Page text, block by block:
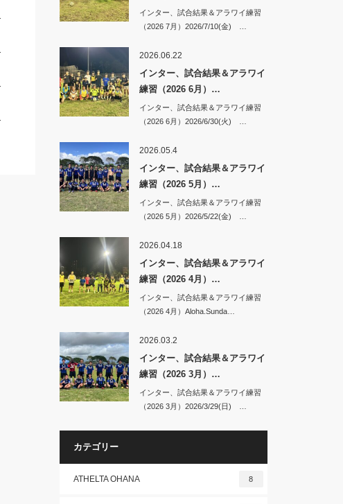
インター、試合結果＆アラワイ練習
（2026 7月）2026/7/10(金) …
2026.06.22
インター、試合結果＆アラワイ
練習（2026 6月）…
インター、試合結果＆アラワイ練習
（2026 6月）2026/6/30(火) …
2026.05.4
インター、試合結果＆アラワイ
練習（2026 5月）…
インター、試合結果＆アラワイ練習
（2026 5月）2026/5/22(金) …
2026.04.18
インター、試合結果＆アラワイ
練習（2026 4月）…
インター、試合結果＆アラワイ練習
（2026 4月）Aloha.Sunda…
2026.03.2
インター、試合結果＆アラワイ
練習（2026 3月）…
インター、試合結果＆アラワイ練習
（2026 3月）2026/3/29(日) …
カテゴリー
ATHELTA OHANA 8